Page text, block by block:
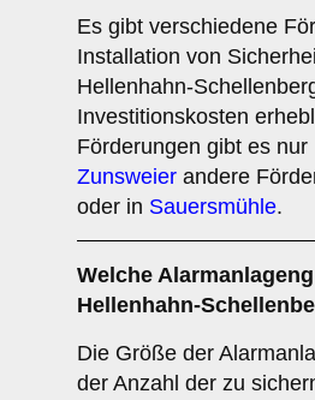
Es gibt verschiedene
Installation von
Hellenhahn-
Investitionskosten
Förderungen gibt es
Zunsweier andere
oder in Sauersmühle.
Welche
Hellenhahn-
Die Größe der
der Anzahl der zu